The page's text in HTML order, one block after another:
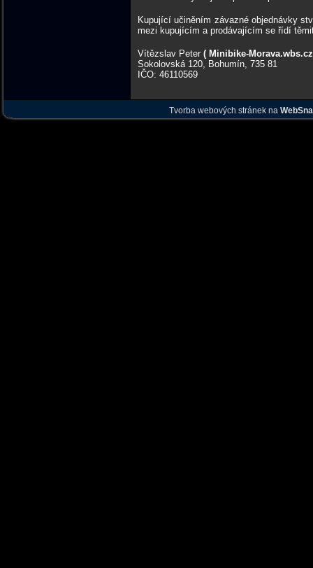
Kupující učiněním závazné objednávky
mezi kupujícím a prodávajícím se řídí
Vítězslav Peter ( Minibike-
Sokolovská 120, Bohumín, 735 81
IČO: 46110569
Tvorba webových stránek na